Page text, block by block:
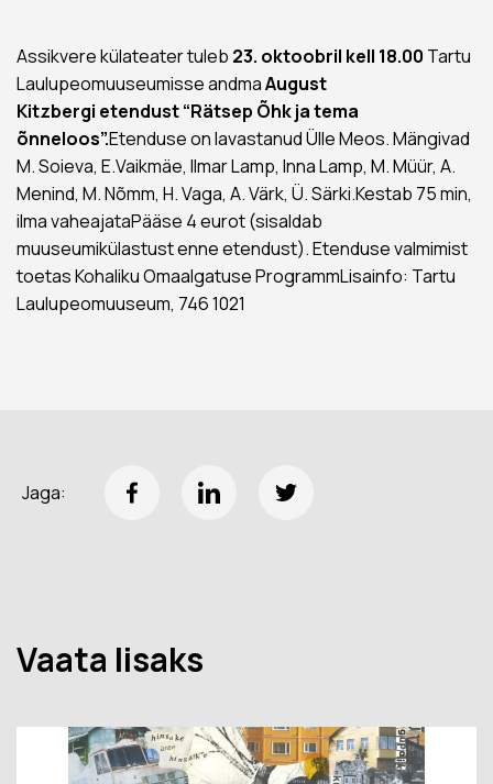
Assikvere külateater tuleb 23. oktoobril kell 18.00 Tartu
Laulupeomuuseumisse andmaAugust
Kitzbergi etendust “Rätsep Õhk ja tema
õnneloos”.Etenduse on lavastanud Ülle Meos. Mängivad
M. Soieva, E.Vaikmäe, Ilmar Lamp, Inna Lamp, M. Müür, A.
Menind, M. Nõmm, H. Vaga, A. Värk, Ü. Särki.Kestab 75 min,
ilma vaheajataPääse 4 eurot (sisaldab
muuseumikülastust enne etendust). Etenduse valmimist
toetas Kohaliku Omaalgatuse ProgrammLisainfo: Tartu
Laulupeomuuseum, 746 1021
Jaga:
Vaata lisaks